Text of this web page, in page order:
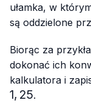
ułamka, w
są oddzielone
Biorąc za
dokonać ich
kalkulatora i
1, 25.